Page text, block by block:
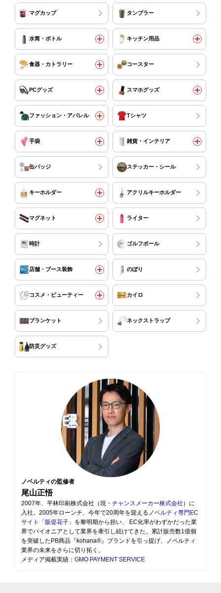
マグカップ タンブラー
水筒・ボトル キッチン用品
食器・カトラリー コースター
PCグッズ スマホグッズ
ファッション・アパレル Tシャツ
手袋 雑貨・インテリア
缶バッジ ステッカー・シール
キーホルダー アクリルキーホルダー
マグネット ライター
時計 ゴルフボール
店舗・ブース装飾 のぼり
コスメ・ビューティー カイロ
ブランケット ネックストラップ
防災グッズ
ノベルティの監修者
尾山正悟
2007年、平林印刷株式会社（現・ チャンスメーカー株式会社 ）に
入社。2005年ローンチ、今年で20周年を迎える ノベルティ専門EC
サイト「販促花子」 を黎明期から担い、 EC化率がわずかだった業
界でパイオニアとして業界を牽引し続けてきた。累計販売数1億個
を突破したPB商品『kohana®』ブランドを引っ提げ、ノベルティ
業界の未来をさらに切り拓く。
メディア掲載実績： GMO PAYMENT SERVICE